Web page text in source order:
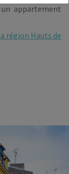
appartement
région Hauts de